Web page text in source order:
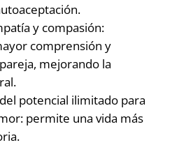
y compasión:
comprensión y
mejorando la
potencial ilimitado para
permite una vida más